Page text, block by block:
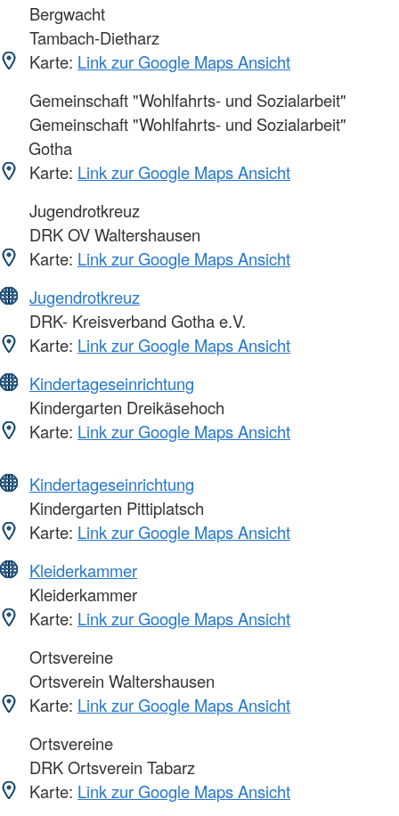
Bergwacht
Tambach-Dietharz
Karte: Link zur Google Maps Ansicht
Gemeinschaft "Wohlfahrts- und Sozialarbeit"
Gemeinschaft "Wohlfahrts- und Sozialarbeit"
Gotha
Karte: Link zur Google Maps Ansicht
Jugendrotkreuz
DRK OV Waltershausen
Karte: Link zur Google Maps Ansicht
Jugendrotkreuz
DRK- Kreisverband Gotha e.V.
Karte: Link zur Google Maps Ansicht
Kindertageseinrichtung
Kindergarten Dreikäsehoch
Karte: Link zur Google Maps Ansicht
Kindertageseinrichtung
Kindergarten Pittiplatsch
Karte: Link zur Google Maps Ansicht
Kleiderkammer
Kleiderkammer
Karte: Link zur Google Maps Ansicht
Ortsvereine
Ortsverein Waltershausen
Karte: Link zur Google Maps Ansicht
Ortsvereine
DRK Ortsverein Tabarz
Karte: Link zur Google Maps Ansicht